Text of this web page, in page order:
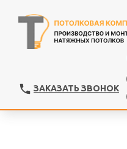
ЗАКАЗАТЬ ЗВОНОК